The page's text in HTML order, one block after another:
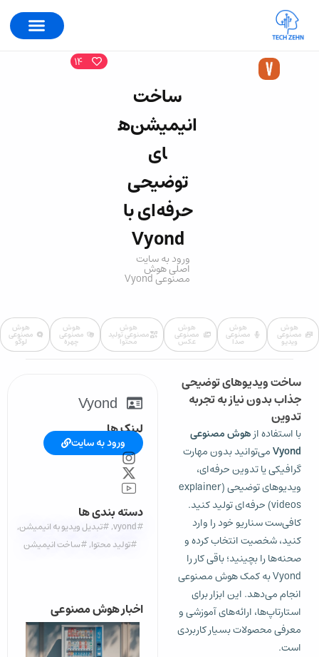
ساخت
انیمیشن‌ه
ای
توضیحی
حرفه‌ای با
Vyond
ورود به سایت
اصلی هوش
مصنوعی Vyond
14
هوش
مصنوعی
ویدیو
هوش
مصنوعی
صدا
هوش
مصنوعی
عکس
هوش
مصنوعی تولید
محتوا
هوش
مصنوعی
چهره
هوش
مصنوعی
لوگو
ساخت ویدیوهای توضیحی
جذاب بدون نیاز به تجربه
تدوین
با استفاده ازهوش مصنوعی
Vyondمی‌توانید بدون مهارت
گرافیکی یا تدوین حرفه‌ای،
ویدیوهای توضیحی (explainer
videos) حرفه‌ای تولید کنید.
کافی‌ست سناریو خود را وارد
کنید، شخصیت انتخاب کرده و
صحنه‌ها را بچینید؛ باقی کار را
Vyond به کمک هوش مصنوعی
انجام می‌دهد. این ابزار برای
استارتاپ‌ها، ارائه‌های آموزشی و
معرفی محصولات بسیار کاربردی
است.
Vyond
لینک ها
ورود به سایت
دسته بندی ها
#vyond
,#تبدیل ویدیو به انیمیشن,
#تولید محتوا,#ساخت انیمیشن
اخبار هوش مصنوعی